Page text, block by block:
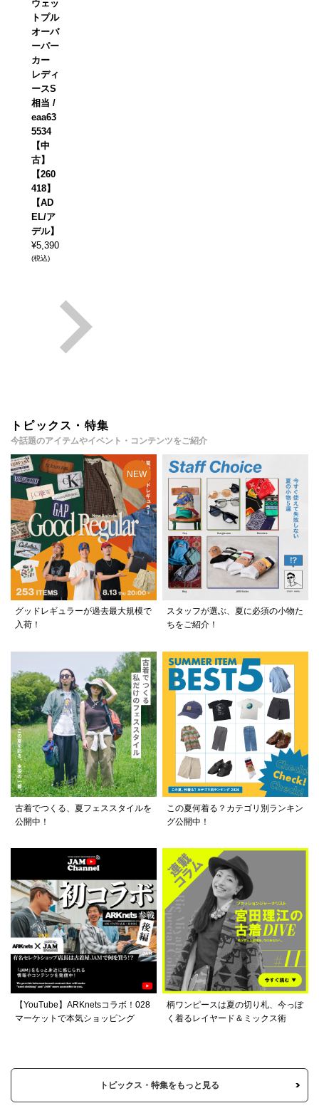
ウェッ
トプル
オーバ
ーパー
カー
レディ
ースS
相当 /
eaa63
5534
【中
古】
【260
418】
【AD
EL/ア
デル】
¥5,390
(税込)
トピックス・特集
今話題のアイテムやイベント・コンテンツをご紹介
グッドレギュラーが過去最大規模で
入荷！
スタッフが選ぶ、夏に必須の小物た
ちをご紹介！
古着でつくる、夏フェススタイルを
公開中！
この夏何着る？カテゴリ別ランキン
グ公開中！
【YouTube】ARKnetsコラボ！028
マーケットで本気ショッピング
柄ワンピースは夏の切り札、今っぽ
く着るレイヤード＆ミックス術
トピックス・特集をもっと見る